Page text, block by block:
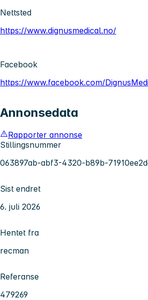
Nettsted
https://www.dignusmedical.no/
Facebook
https://www.facebook.com/
Annonsedata
Rapporter annonse
Stillingsnummer
063897ab-abf3-4320-b89b-
Sist endret
6. juli 2026
Hentet fra
recman
Referanse
479269